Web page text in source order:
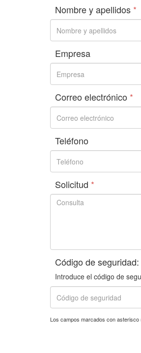
Nombre y apellidos *
Empresa
Correo electrónico *
Teléfono
Solicitud *
Código de seguridad:
Introduce el código de
Los campos marcados con asterisco